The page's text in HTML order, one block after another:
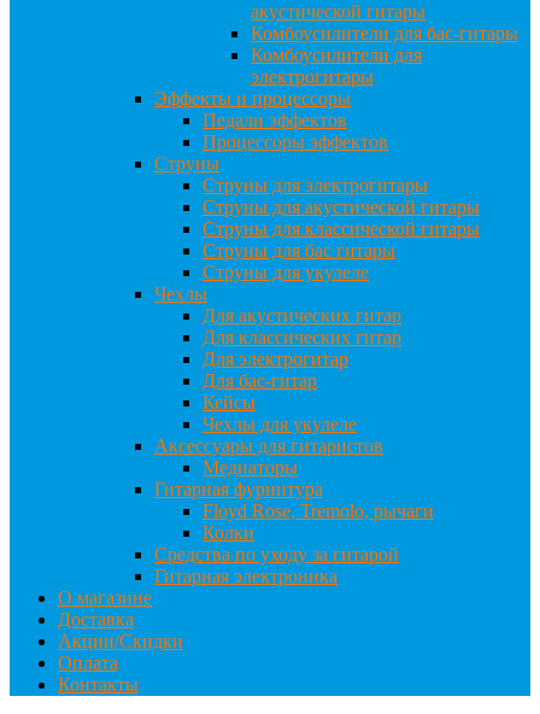
акустической гитары
Комбоусилители для бас-гитары
Комбоусилители для
электрогитары
Эффекты и процессоры
Педали эффектов
Процессоры эффектов
Струны
Струны для электрогитары
Струны для акустической гитары
Струны для классической гитары
Струны для бас гитары
Струны для укулеле
Чехлы
Для акустических гитар
Для классических гитар
Для электрогитар
Для бас-гитар
Кейсы
Чехлы для укулеле
Аксессуары для гитаристов
Медиаторы
Гитарная фурнитура
Floyd Rose, Tremolo, рычаги
Колки
Средства по уходу за гитарой
Гитарная электроника
О магазине
Доставка
Акции/Скидки
Оплата
Контакты